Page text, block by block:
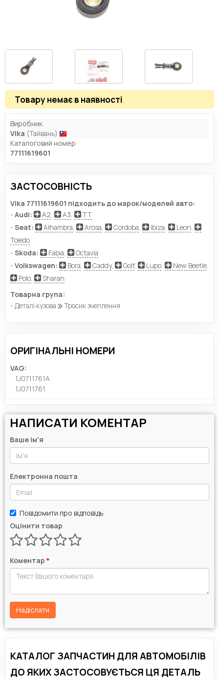
Товару немає в наявності.
Виробник
Vika (Тайвань)
Каталоговий номер
77111619601
ЗАСТОСОВНІСТЬ
Vika 77111619601 підходить до марок/моделей авто:
- Audi: A2, A3,
TT
- Seat: Alhambra, Arosa, Cordoba, Ibiza, Leon,
Toledo
- Skoda: Fabia,
Octavia
- Volkswagen: Bora, Caddy, Golf, Lupo, New Beetle,
Polo,
Sharan
Товарна група:
- Деталі кузова
Тросик зчеплення
ОРИГІНАЛЬНІ НОМЕРИ
VAG:
1J0711761A
1J0711761
НАПИСАТИ КОМЕНТАР
Ваше ім'я
Електронна пошта
Повідомити про відповідь
Оцінити товар
Коментар *
Надіслати
КАТАЛОГ ЗАПЧАСТИН ДЛЯ АВТОМОБІЛІВ
ДО ЯКИХ ЗАСТОСОВУЄТЬСЯ ЦЯ ДЕТАЛЬ